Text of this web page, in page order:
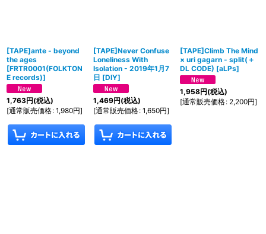
[TAPE]ante - beyond
the ages
[FRTR0001(FOLKTON
E records)]
1,763円(税込)
[通常販売価格: 1,980円]
[TAPE]Never Confuse
Loneliness With
Isolation - 2019年1月7
日 [DIY]
1,469円(税込)
[通常販売価格: 1,650円]
[TAPE]Climb The Mind
× uri gagarn - split(＋
DL CODE) [aLPs]
1,958円(税込)
[通常販売価格: 2,200円]